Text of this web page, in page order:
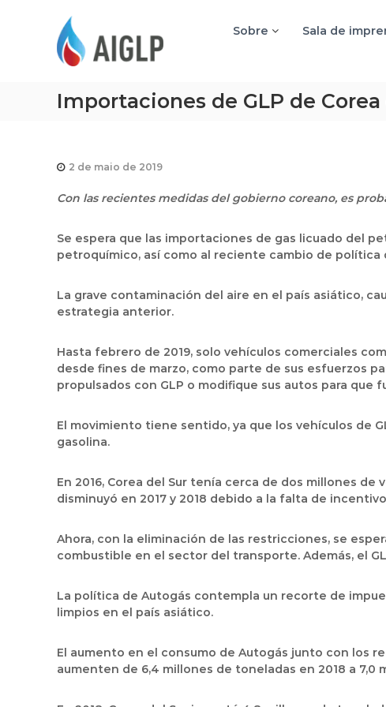
Sobre Sala de
Importaciones de GLP de
2 de maio de 2019
Con las recientes medidas del gobierno coreano, es
Se espera que las importaciones de gas licuado del
petroquímico, así como al reciente cambio de
La grave contaminación del aire en el país asiático,
estrategia anterior.
Hasta febrero de 2019, solo vehículos comerciales
desde fines de marzo, como parte de sus esfuerzos
propulsados ​​con GLP o modifique sus autos para que
El movimiento tiene sentido, ya que los vehículos de
gasolina.
En 2016, Corea del Sur tenía cerca de dos millones
disminuyó en 2017 y 2018 debido a la falta de
Ahora, con la eliminación de las restricciones, se
combustible en el sector del transporte. Además, el
La política de Autogás contempla un recorte de
limpios en el país asiático.
El aumento en el consumo de Autogás junto con los
aumenten de 6,4 millones de toneladas en 2018 a 7,0